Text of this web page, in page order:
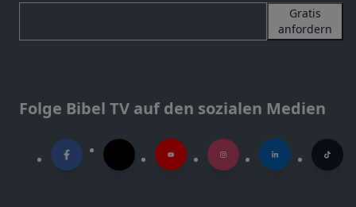
Gratis
anfordern
Folge Bibel TV auf den sozialen Medien